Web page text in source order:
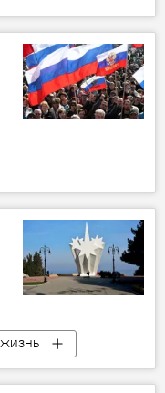
ЖИЗНЬ